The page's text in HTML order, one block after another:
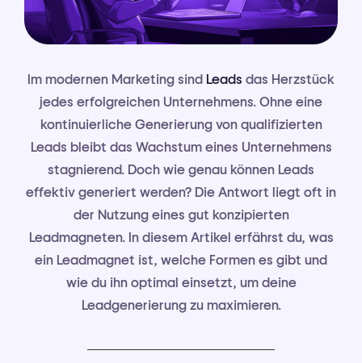
Im modernen Marketing sind Leads das Herzstück
jedes erfolgreichen Unternehmens. Ohne eine
kontinuierliche Generierung von qualifizierten
Leads bleibt das Wachstum eines Unternehmens
stagnierend. Doch wie genau können Leads
effektiv generiert werden? Die Antwort liegt oft in
der Nutzung eines gut konzipierten
Leadmagneten. In diesem Artikel erfährst du, was
ein Leadmagnet ist, welche Formen es gibt und
wie du ihn optimal einsetzt, um deine
Leadgenerierung zu maximieren.